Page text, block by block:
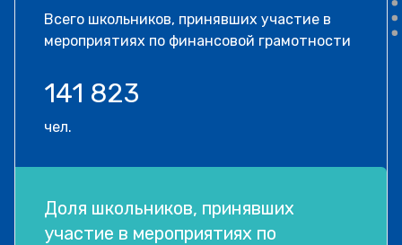
Всего школьников, принявших участие в
мероприятиях по финансовой грамотности
141 823
чел.
Доля школьников, принявших
участие в мероприятиях по